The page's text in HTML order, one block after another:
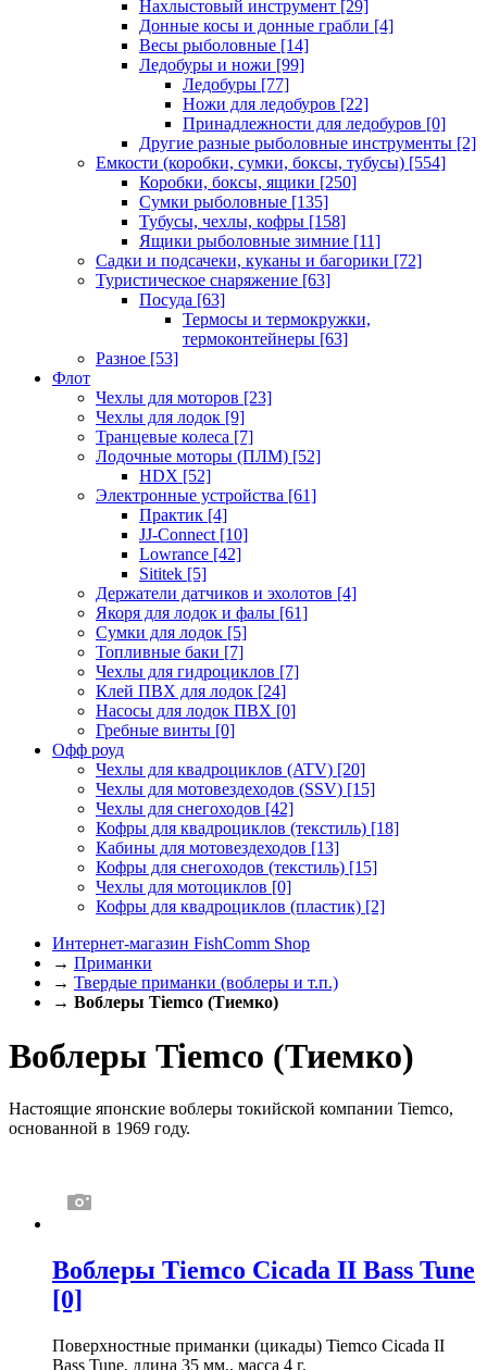
Нахлыстовый инструмент [29]
Донные косы и донные грабли [4]
Весы рыболовные [14]
Ледобуры и ножи [99]
Ледобуры [77]
Ножи для ледобуров [22]
Принадлежности для ледобуров [0]
Другие разные рыболовные инструменты [2]
Емкости (коробки, сумки, боксы, тубусы) [554]
Коробки, боксы, ящики [250]
Сумки рыболовные [135]
Тубусы, чехлы, кофры [158]
Ящики рыболовные зимние [11]
Садки и подсачеки, куканы и багорики [72]
Туристическое снаряжение [63]
Посуда [63]
Термосы и термокружки,
термоконтейнеры [63]
Разное [53]
Флот
Чехлы для моторов [23]
Чехлы для лодок [9]
Транцевые колеса [7]
Лодочные моторы (ПЛМ) [52]
HDX [52]
Электронные устройства [61]
Практик [4]
JJ-Connect [10]
Lowrance [42]
Sititek [5]
Держатели датчиков и эхолотов [4]
Якоря для лодок и фалы [61]
Сумки для лодок [5]
Топливные баки [7]
Чехлы для гидроциклов [7]
Клей ПВХ для лодок [24]
Насосы для лодок ПВХ [0]
Гребные винты [0]
Офф роуд
Чехлы для квадроциклов (ATV) [20]
Чехлы для мотовездеходов (SSV) [15]
Чехлы для снегоходов [42]
Кофры для квадроциклов (текстиль) [18]
Кабины для мотовездеходов [13]
Кофры для снегоходов (текстиль) [15]
Чехлы для мотоциклов [0]
Кофры для квадроциклов (пластик) [2]
Интернет-магазин FishComm Shop
→ Приманки
→ Твердые приманки (воблеры и т.п.)
→ Воблеры Tiemco (Тиемко)
Воблеры Tiemco (Тиемко)
Настоящие японские воблеры токийской компании Tiemco,
основанной в 1969 году.
Воблеры Tiemco Cicada II Bass Tune
[0]
Поверхностные приманки (цикады) Tiemco Cicada II
Bass Tune, длина 35 мм., масса 4 г.